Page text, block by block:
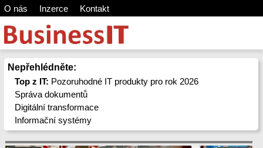
O nás Inzerce Kontakt
Nepřehlédněte:
Top z IT: Pozoruhodné IT produkty pro rok 2026
Správa dokumentů
Digitální transformace
Informační systémy